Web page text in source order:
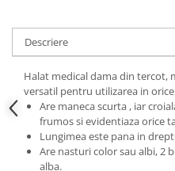
Descriere
Halat medical dama din tercot,
versatil pentru utilizarea in
Are maneca scurta , iar
frumos si evidentiaza orice
Lungimea este pana in
Are nasturi color sau albi, 2
alba.